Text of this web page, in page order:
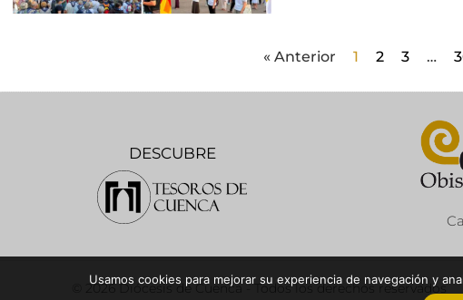
« Anterior 1 2 3 …
DESCUBRE
© 2026 Diócesis de Cuenca - Todos los derechos reservados
Usamos cookies para mejorar su experiencia de navegación y